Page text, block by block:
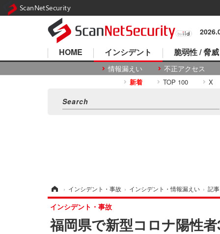
HOME インシデント
情報漏えい 不正アクセス
脆弱性 / 脅威
新着 TOP 100 X
› インシデント・事故 › インシデント・情報漏えい › 記事
福岡県で新型コロナ陽性
インシデント・事故
ScanNetSecurity